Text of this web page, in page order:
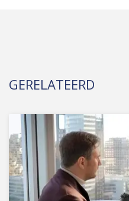
GERELATEERD